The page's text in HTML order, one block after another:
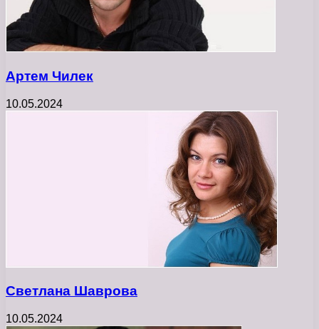
Артем Чилек
10.05.2024
Светлана Шаврова
10.05.2024